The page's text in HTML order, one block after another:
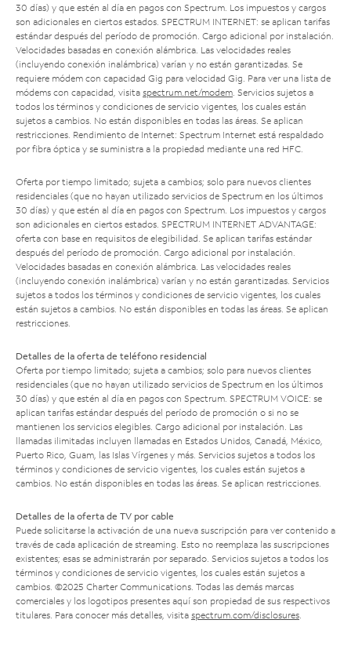
30 días) y que estén al día en pagos con Spectrum. Los impuestos y cargos
son adicionales en ciertos estados. SPECTRUM INTERNET: se aplican tarifas
estándar después del período de promoción. Cargo adicional por instalación.
Velocidades basadas en conexión alámbrica. Las velocidades reales
(incluyendo conexión inalámbrica) varían y no están garantizadas. Se
requiere módem con capacidad Gig para velocidad Gig. Para ver una lista de
módems con capacidad, visita spectrum.net/modem . Servicios sujetos a
todos los términos y condiciones de servicio vigentes, los cuales están
sujetos a cambios. No están disponibles en todas las áreas. Se aplican
restricciones. Rendimiento de Internet: Spectrum Internet está respaldado
por fibra óptica y se suministra a la propiedad mediante una red HFC.
Oferta por tiempo limitado; sujeta a cambios; solo para nuevos clientes
residenciales (que no hayan utilizado servicios de Spectrum en los últimos
30 días) y que estén al día en pagos con Spectrum. Los impuestos y cargos
son adicionales en ciertos estados. SPECTRUM INTERNET ADVANTAGE:
oferta con base en requisitos de elegibilidad. Se aplican tarifas estándar
después del período de promoción. Cargo adicional por instalación.
Velocidades basadas en conexión alámbrica. Las velocidades reales
(incluyendo conexión inalámbrica) varían y no están garantizadas. Servicios
sujetos a todos los términos y condiciones de servicio vigentes, los cuales
están sujetos a cambios. No están disponibles en todas las áreas. Se aplican
restricciones.
Detalles de la oferta de teléfono residencial
Oferta por tiempo limitado; sujeta a cambios; solo para nuevos clientes
residenciales (que no hayan utilizado servicios de Spectrum en los últimos
30 días) y que estén al día en pagos con Spectrum. SPECTRUM VOICE: se
aplican tarifas estándar después del período de promoción o si no se
mantienen los servicios elegibles. Cargo adicional por instalación. Las
llamadas ilimitadas incluyen llamadas en Estados Unidos, Canadá, México,
Puerto Rico, Guam, las Islas Vírgenes y más. Servicios sujetos a todos los
términos y condiciones de servicio vigentes, los cuales están sujetos a
cambios. No están disponibles en todas las áreas. Se aplican restricciones.
Detalles de la oferta de TV por cable
Puede solicitarse la activación de una nueva suscripción para ver contenido a
través de cada aplicación de streaming. Esto no reemplaza las suscripciones
existentes; esas se administrarán por separado. Servicios sujetos a todos los
términos y condiciones de servicio vigentes, los cuales están sujetos a
cambios. ©2025 Charter Communications. Todas las demás marcas
comerciales y los logotipos presentes aquí son propiedad de sus respectivos
titulares. Para conocer más detalles, visita spectrum.com/disclosures